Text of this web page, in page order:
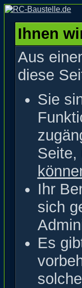
Ihnen
Aus
diese
Sie
Ihr
sich
Es